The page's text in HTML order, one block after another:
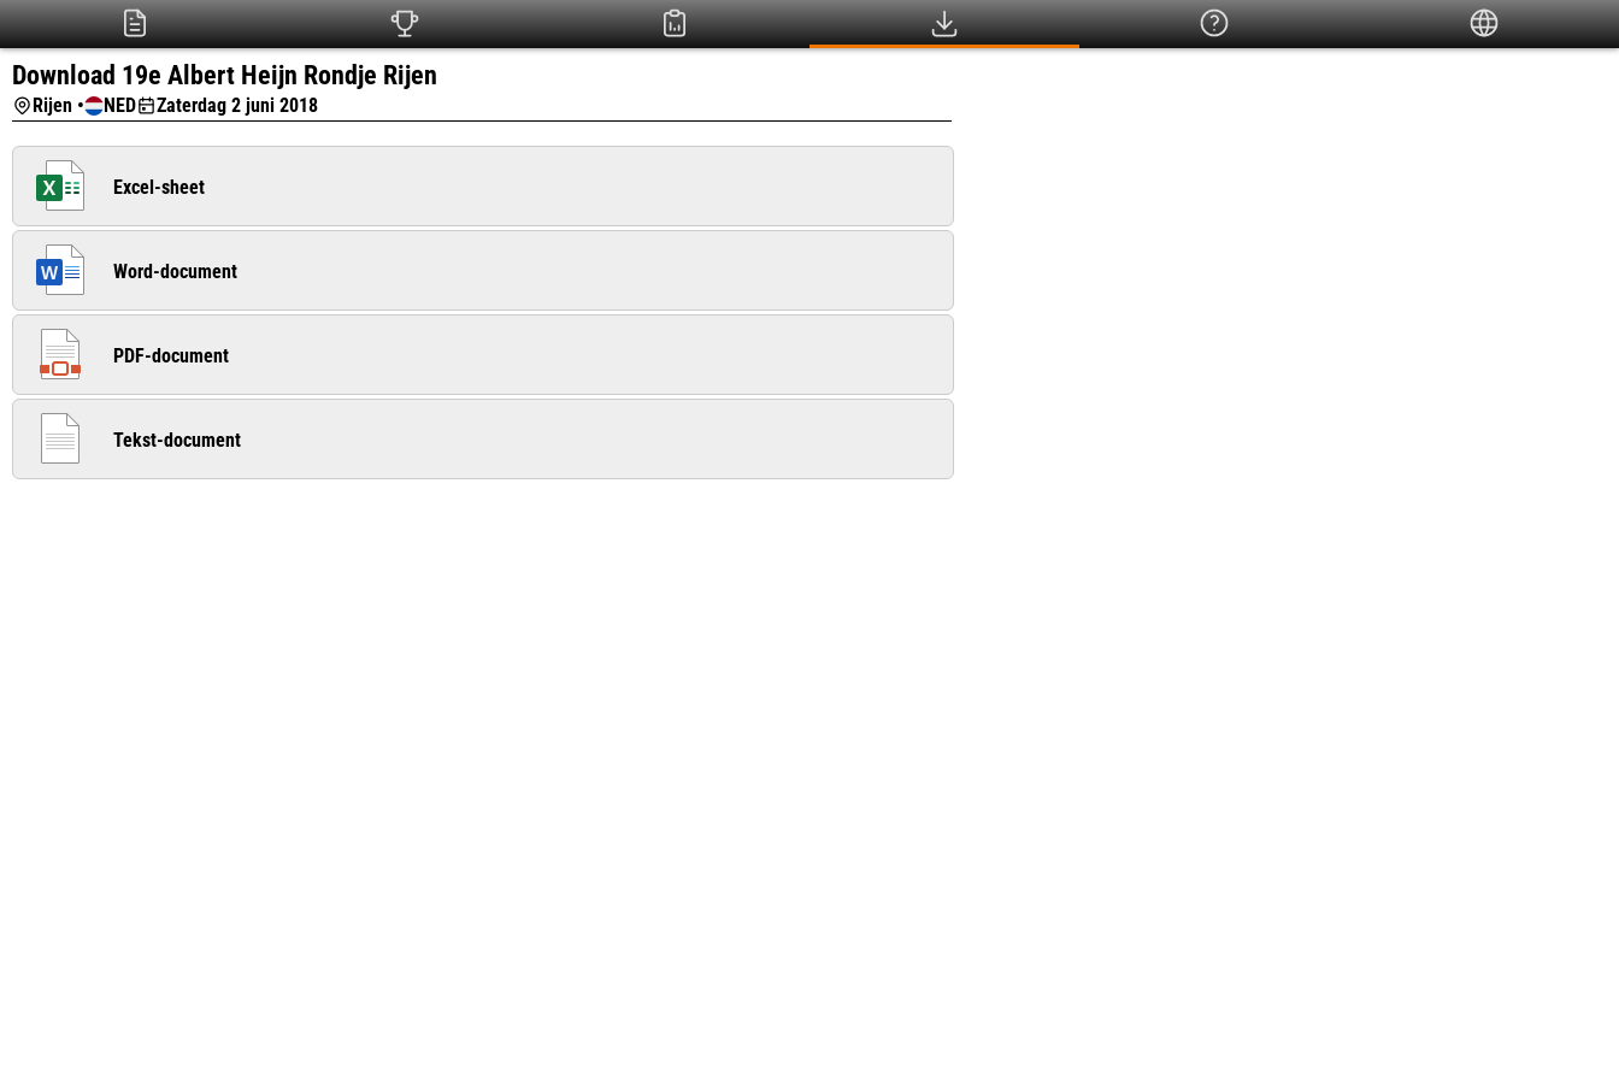
Download 19e Albert Heijn Rondje Rijen
Rijen • NED Zaterdag 2 juni 2018
Excel-sheet
Word-document
PDF-document
Tekst-document